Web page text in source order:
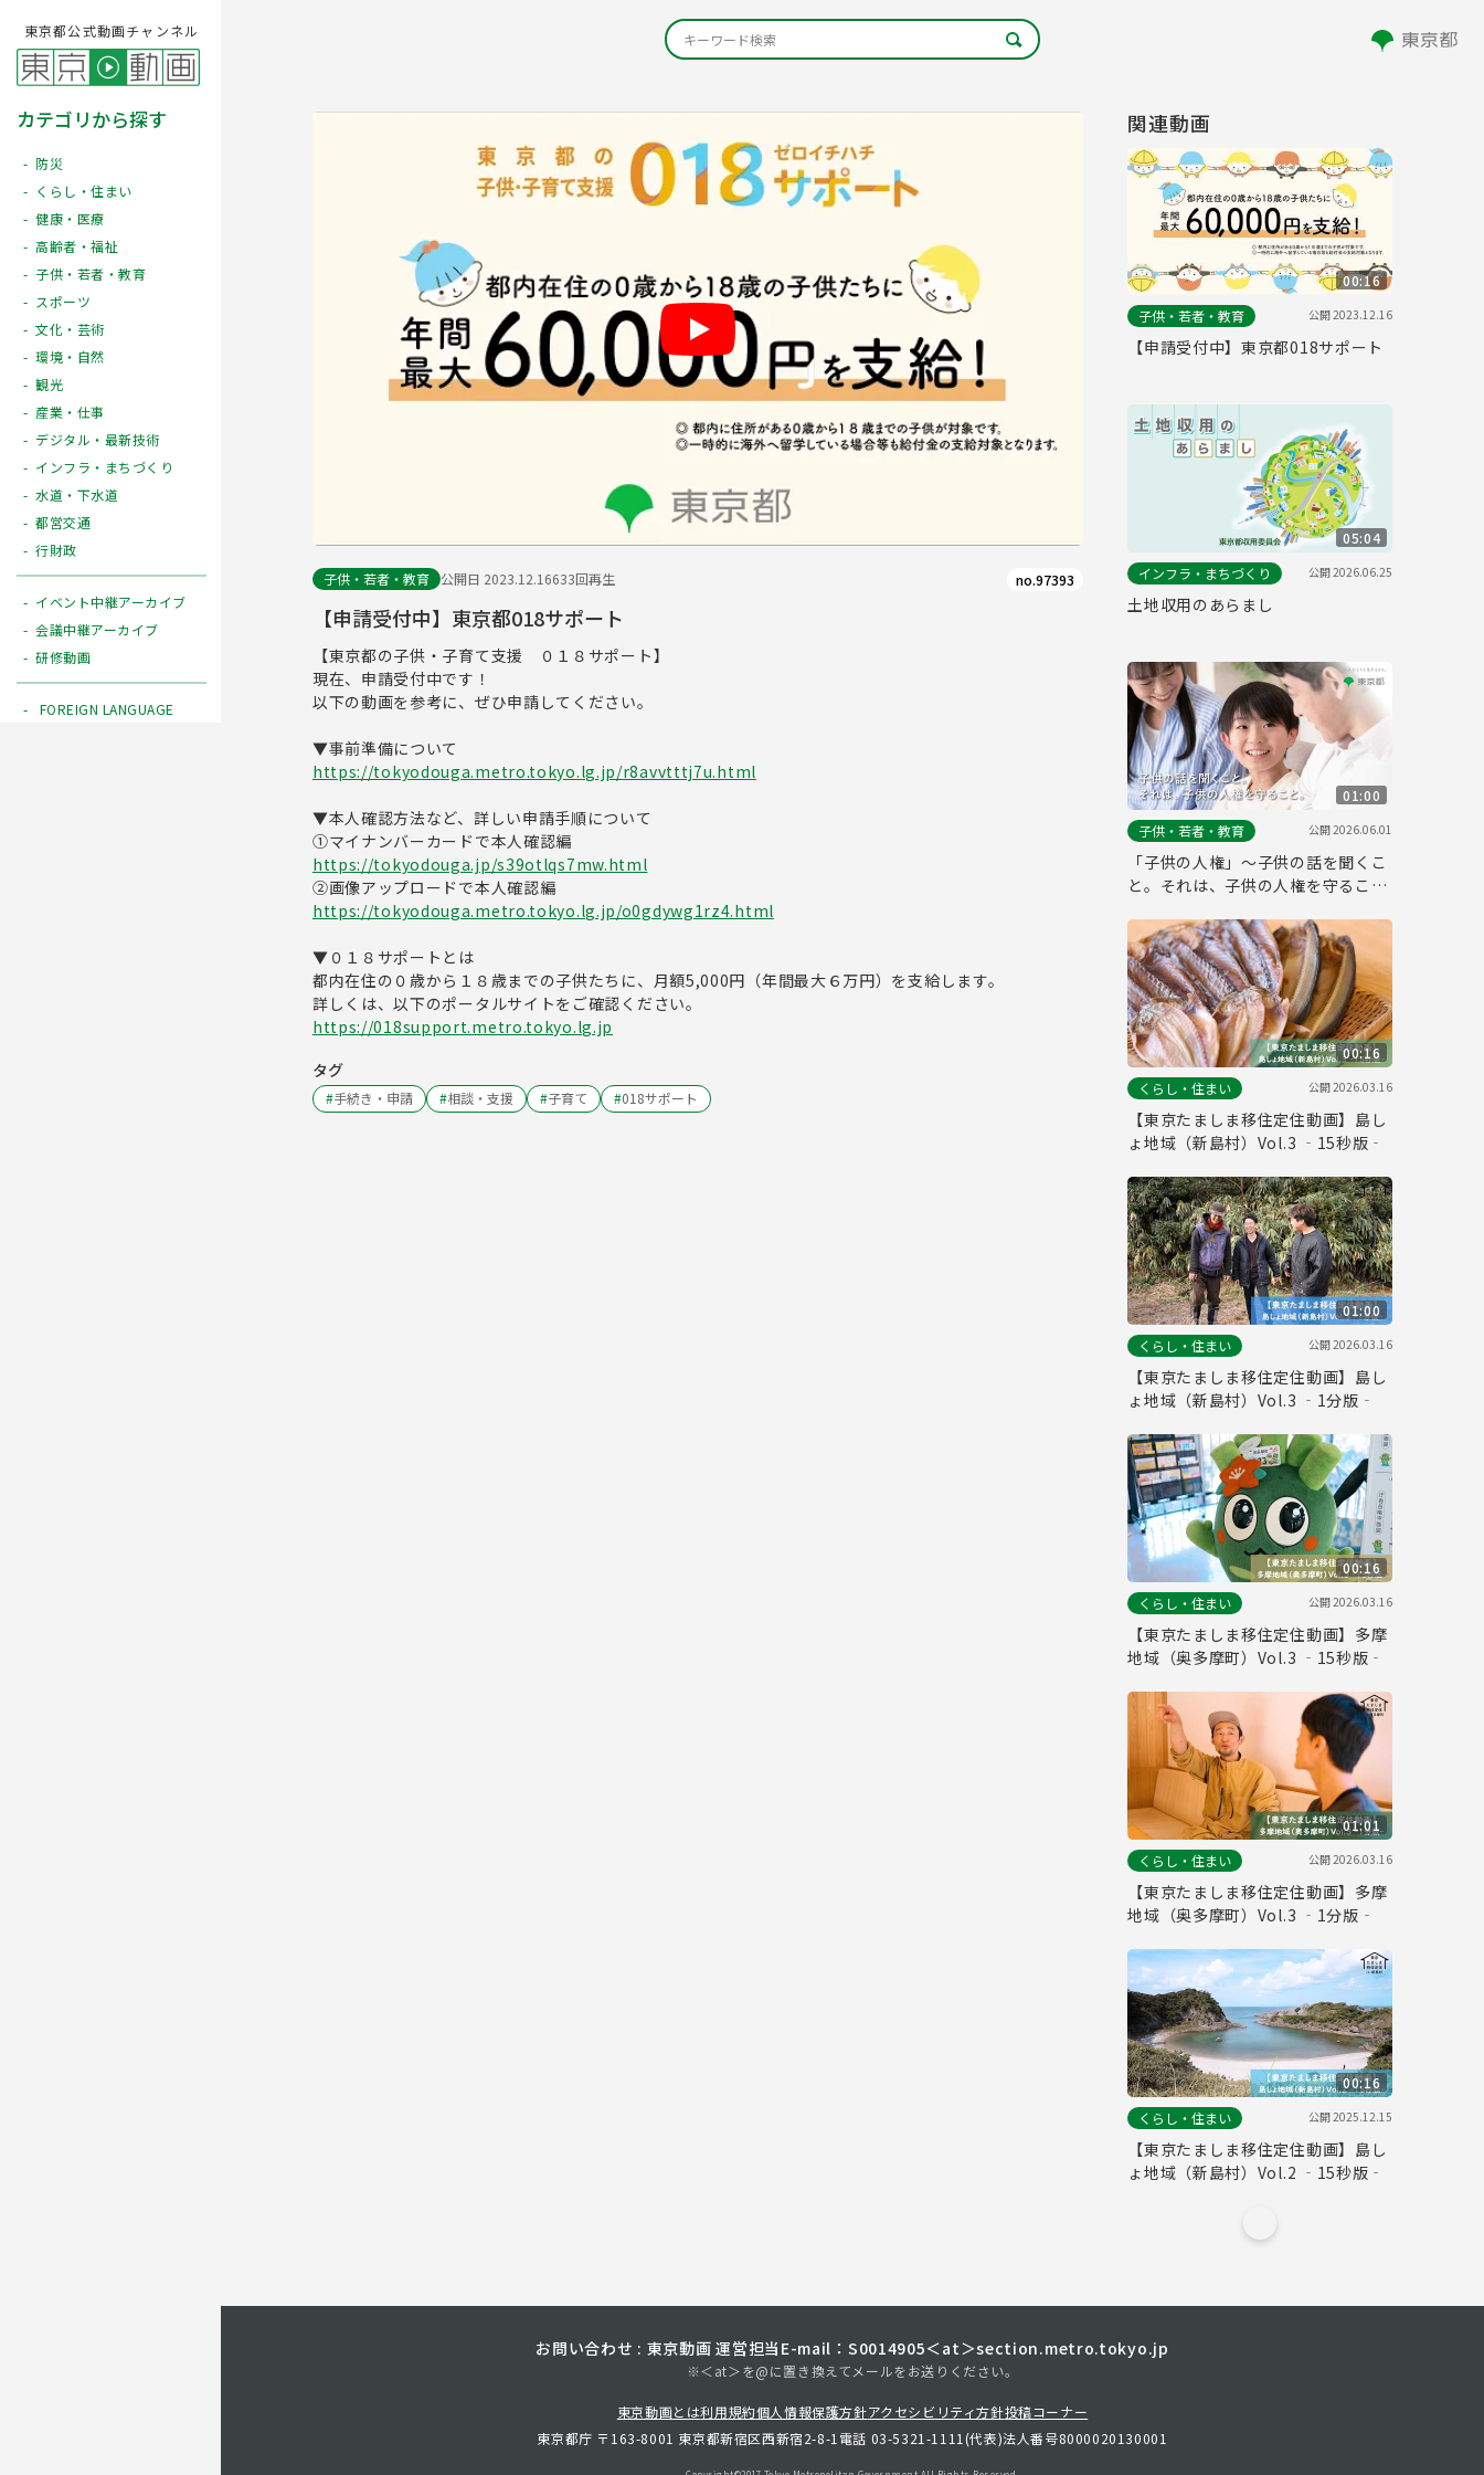
東京都公式動画チャンネル
カテゴリから探す
防災
くらし・住まい
健康・医療
高齢者・福祉
子供・若者・教育
スポーツ
文化・芸術
環境・自然
観光
産業・仕事
デジタル・最新技術
インフラ・まちづくり
水道・下水道
都営交通
行財政
イベント中継アーカイブ
会議中継アーカイブ
研修動画
FOREIGN LANGUAGE
子供・若者・教育 公開日 2023.12.16633回再生 no.97393
【申請受付中】東京都018サポート
【東京都の子供・子育て支援 ０１８サポート】
現在、申請受付中です！
以下の動画を参考に、ぜひ申請してください。
▼事前準備について
https://tokyodouga.metro.tokyo.lg.jp/r8avvtttj7u.html
▼本人確認方法など、詳しい申請手順について
①マイナンバーカードで本人確認編
https://tokyodouga.jp/s39otlqs7mw.html
②画像アップロードで本人確認編
https://tokyodouga.metro.tokyo.lg.jp/o0gdywg1rz4.html
▼０１８サポートとは
都内在住の０歳から１８歳までの子供たちに、月額5,000円（年間最大６万円）を支給します。
詳しくは、以下のポータルサイトをご確認ください。
https://018support.metro.tokyo.lg.jp
タグ
#手続き・申請 #相談・支援 #子育て #018サポート
関連動画
00:16
子供・若者・教育
公開2023.12.16
【申請受付中】東京都018サポート
05:04
インフラ・まちづくり
公開2026.06.25
土地収用のあらまし
01:00
子供・若者・教育
公開2026.06.01
「子供の人権」～子供の話を聞くこ
と。それは、子供の人権を守るこ
00:16
くらし・住まい
公開2026.03.16
【東京たましま移住定住動画】島し
ょ地域（新島村）Vol.3 ‐15秒版‐
01:00
くらし・住まい
公開2026.03.16
【東京たましま移住定住動画】島し
ょ地域（新島村）Vol.3 ‐1分版‐
00:16
くらし・住まい
公開2026.03.16
【東京たましま移住定住動画】多摩
地域（奥多摩町）Vol.3 ‐15秒版‐
01:01
くらし・住まい
公開2026.03.16
【東京たましま移住定住動画】多摩
地域（奥多摩町）Vol.3 ‐1分版‐
00:16
くらし・住まい
公開2025.12.15
【東京たましま移住定住動画】島し
ょ地域（新島村）Vol.2 ‐15秒版‐
お問い合わせ : 東京動画 運営担当 E-mail：S0014905＜at＞section.metro.tokyo.jp
※＜at＞を@に置き換えてメールをお送りください。
東京動画とは利用規約個人情報保護方針アクセシビリティ方針投稿コーナー
東京都庁 〒163-8001 東京都新宿区西新宿2-8-1 電話 03-5321-1111(代表)法人番号8000020130001